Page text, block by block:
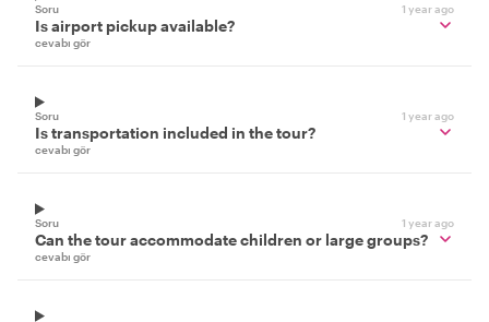
Soru 1 year ago
Is airport pickup available?
cevabı gör
Soru 1 year ago
Is transportation included in the tour?
cevabı gör
Soru 1 year ago
Can the tour accommodate children or large groups?
cevabı gör